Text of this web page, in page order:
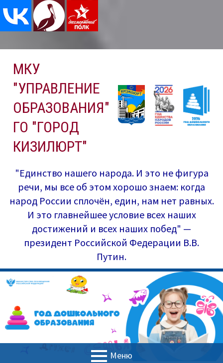
содержимому
МКУ
"УПРАВЛЕНИЕ
ОБРАЗОВАНИЯ"
ГО "ГОРОД
КИЗИЛЮРТ"
"Единство нашего народа. И это не фигура
речи, мы все об этом хорошо знаем: когда
народ России сплочён, един, нам нет равных.
И это главнейшее условие всех наших
достижений и всех наших побед" —
президент Российской Федерации В.В.
Путин.
Меню